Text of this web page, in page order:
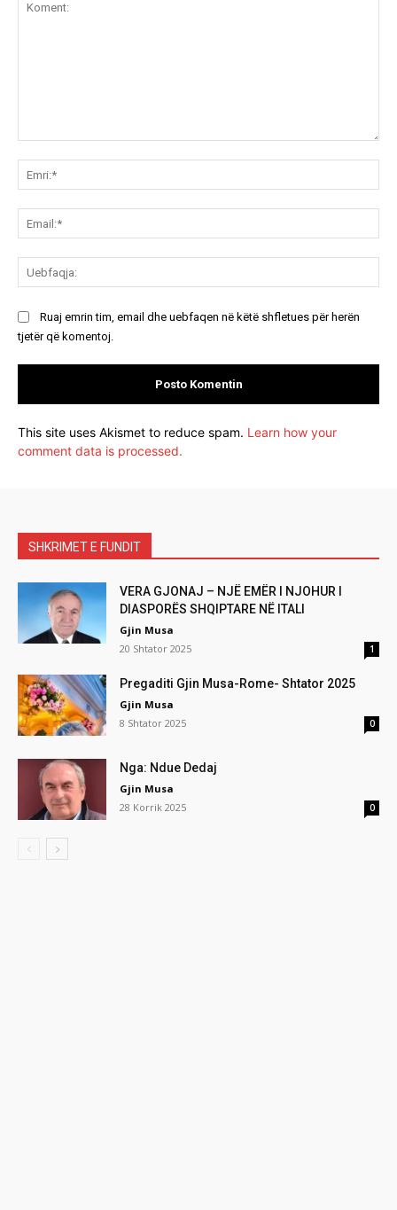
Ruaj emrin tim, email dhe uebfaqen në këtë shfletues për herën
tjetër që komentoj.
This site uses Akismet to reduce spam. Learn how your
comment data is processed.
SHKRIMET E FUNDIT
VERA GJONAJ – NJË EMËR I NJOHUR I
DIASPORËS SHQIPTARE NË ITALI
Gjin Musa
20 Shtator 2025
1
Pregaditi Gjin Musa-Rome- Shtator 2025
Gjin Musa
8 Shtator 2025
0
Nga: Ndue Dedaj
Gjin Musa
28 Korrik 2025
0